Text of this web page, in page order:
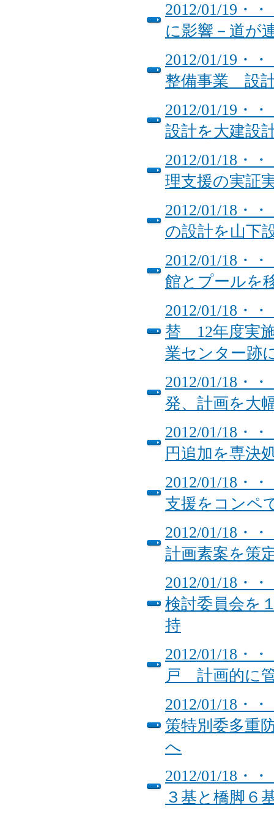
2012/01/19・
に影響－道
2012/01/19・
整備事業 設
2012/01/19・
設計を大建設
2012/01/18・
理支援の実証
2012/01/18・
の設計を山下
2012/01/18・
館とプールを
2012/01/18・
替 12年度実
業センター跡
2012/01/18・
発、計画を
2012/01/18・
円追加を専決
2012/01/18・
支援をコンペ
2012/01/18・
計画素案を策
2012/01/18・
検討委員会を
持
2012/01/18・
戸 計画的に
2012/01/18・
策特別委多重
へ
2012/01/18・
３基と橋脚６